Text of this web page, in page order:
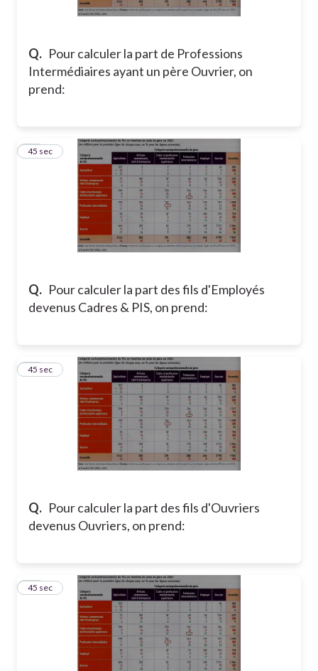
Q. Pour calculer la part de Professions
Intermédiaires ayant un père Ouvrier, on
prend:
Q. Pour calculer la part des fils d'Employés
devenus Cadres & PIS, on prend:
26
45 sec
Q. Pour calculer la part des fils d'Ouvriers
devenus Ouvriers, on prend:
27
45 sec
28
45 sec